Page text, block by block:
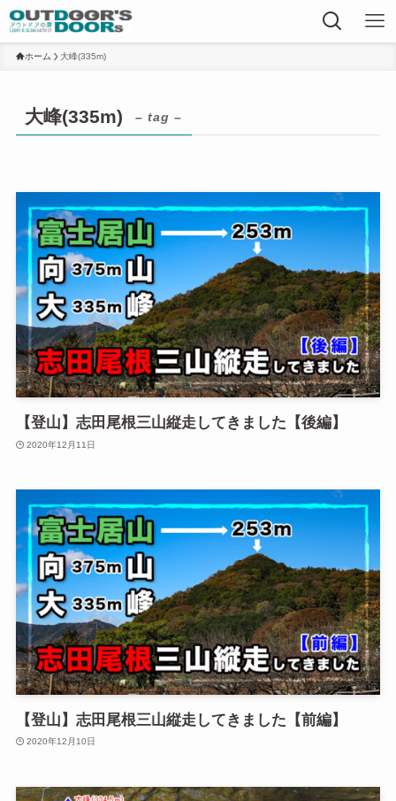
ホーム 大峰(335m)
大峰(335m) – tag –
【登山】志田尾根三山縦走してきました【後編】
2020年12月11日
【登山】志田尾根三山縦走してきました【前編】
2020年12月10日